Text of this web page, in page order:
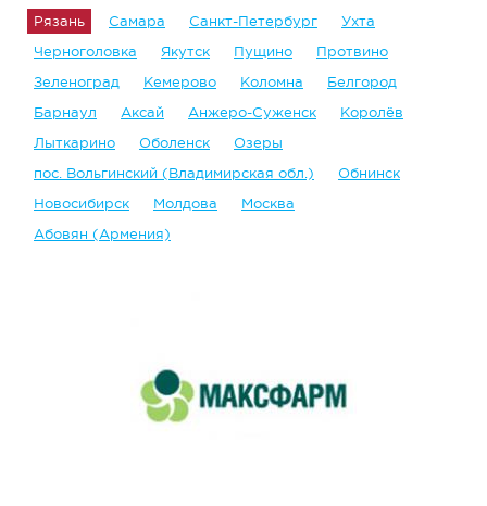
Рязань
Самара Санкт-Петербург
Ухта
Черноголовка
Якутск Пущино
Протвино
Зеленоград
Кемерово Коломна
Белгород
Барнаул
Аксай Анжеро-Суженск
Королёв
Лыткарино
Оболенск
Озеры
пос. Вольгинский (Владимирская обл.)
Обнинск
Новосибирск
Молдова
Москва
Абовян (Армения)